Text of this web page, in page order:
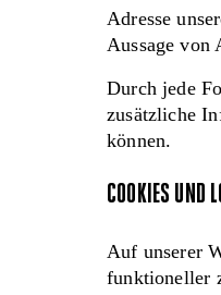
Adresse
Aussage von
Durch jede
zusätzliche
können.
COOKIES UND
Auf unserer
funktioneller